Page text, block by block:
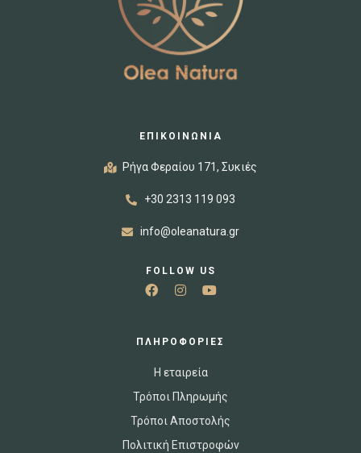
ΕΠΙΚΟΙΝΩΝΙΑ
Ρήγα Φεραίου 171, Συκιές
+30 2313 119 093
info@oleanatura.gr
FOLLOW US
ΠΛΗΡΟΦΟΡΙΕΣ
Η εταιρεία
Τρόποι Πληρωμής
Τρόποι Αποστολής
Πολιτική Επιστροφών